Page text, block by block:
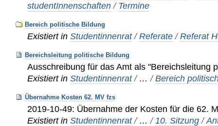
studentInnenschaften / Termine
Bereich politische Bildung
Existiert in Studentinnenrat /Referate /Referat
Bereichsleitung politische Bildung
Ausschreibung für das Amt als "Bereichsleitung
Existiert in Studentinnenrat / …/Bereich
Übernahme Kosten 62. MV fzs
2019-10-49: Übernahme der Kosten für die 62.
Existiert in Studentinnenrat / …/ 10. Sitzung /